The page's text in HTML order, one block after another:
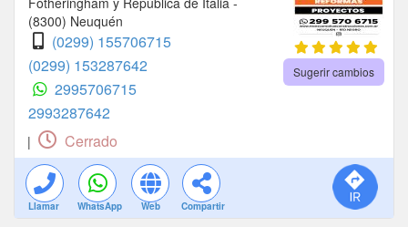
(8300) Neuquén
(0299) 155706715
(0299) 153287642
2995706715
2993287642
Sugerir cambios
| Cerrado
Llamar WhatsApp Web Compartir